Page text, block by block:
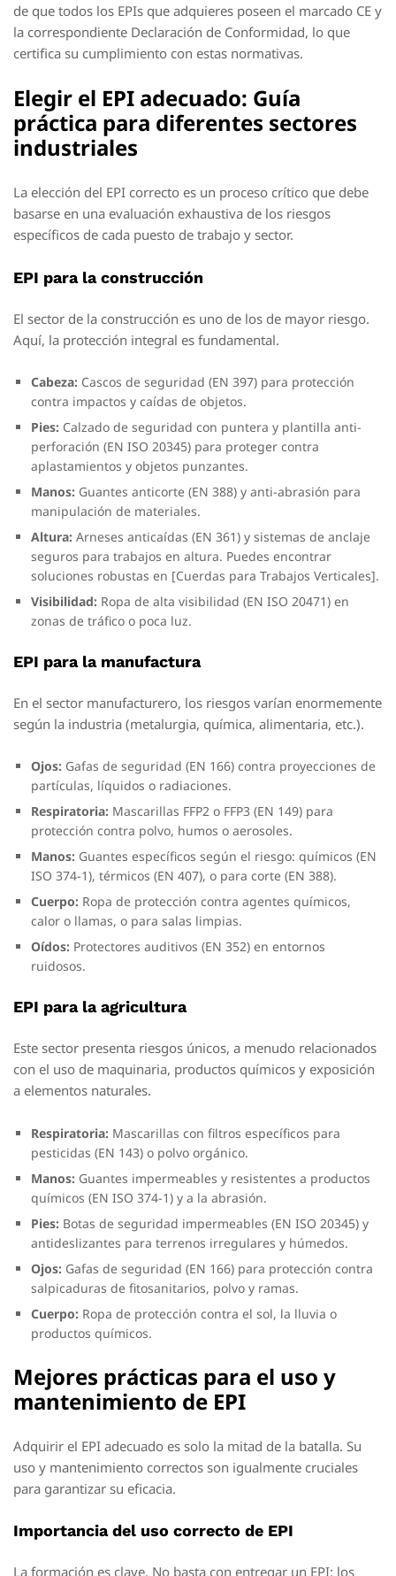
de que todos los EPIs que adquieres poseen el marcado CE y
la correspondiente Declaración de Conformidad, lo que
certifica su cumplimiento con estas normativas.
Elegir el EPI adecuado: Guía
práctica para diferentes sectores
industriales
La elección del EPI correcto es un proceso crítico que debe
basarse en una evaluación exhaustiva de los riesgos
específicos de cada puesto de trabajo y sector.
EPI para la construcción
El sector de la construcción es uno de los de mayor riesgo.
Aquí, la protección integral es fundamental.
Cabeza: Cascos de seguridad (EN 397) para protección
contra impactos y caídas de objetos.
Pies: Calzado de seguridad con puntera y plantilla anti-
perforación (EN ISO 20345) para proteger contra
aplastamientos y objetos punzantes.
Manos: Guantes anticorte (EN 388) y anti-abrasión para
manipulación de materiales.
Altura: Arneses anticaídas (EN 361) y sistemas de anclaje
seguros para trabajos en altura. Puedes encontrar
soluciones robustas en [Cuerdas para Trabajos Verticales].
Visibilidad: Ropa de alta visibilidad (EN ISO 20471) en
zonas de tráfico o poca luz.
EPI para la manufactura
En el sector manufacturero, los riesgos varían enormemente
según la industria (metalurgia, química, alimentaria, etc.).
Ojos: Gafas de seguridad (EN 166) contra proyecciones de
partículas, líquidos o radiaciones.
Respiratoria: Mascarillas FFP2 o FFP3 (EN 149) para
protección contra polvo, humos o aerosoles.
Manos: Guantes específicos según el riesgo: químicos (EN
ISO 374-1), térmicos (EN 407), o para corte (EN 388).
Cuerpo: Ropa de protección contra agentes químicos,
calor o llamas, o para salas limpias.
Oídos: Protectores auditivos (EN 352) en entornos
ruidosos.
EPI para la agricultura
Este sector presenta riesgos únicos, a menudo relacionados
con el uso de maquinaria, productos químicos y exposición
a elementos naturales.
Respiratoria: Mascarillas con filtros específicos para
pesticidas (EN 143) o polvo orgánico.
Manos: Guantes impermeables y resistentes a productos
químicos (EN ISO 374-1) y a la abrasión.
Pies: Botas de seguridad impermeables (EN ISO 20345) y
antideslizantes para terrenos irregulares y húmedos.
Ojos: Gafas de seguridad (EN 166) para protección contra
salpicaduras de fitosanitarios, polvo y ramas.
Cuerpo: Ropa de protección contra el sol, la lluvia o
productos químicos.
Mejores prácticas para el uso y
mantenimiento de EPI
Adquirir el EPI adecuado es solo la mitad de la batalla. Su
uso y mantenimiento correctos son igualmente cruciales
para garantizar su eficacia.
Importancia del uso correcto de EPI
La formación es clave. No basta con entregar un EPI; los